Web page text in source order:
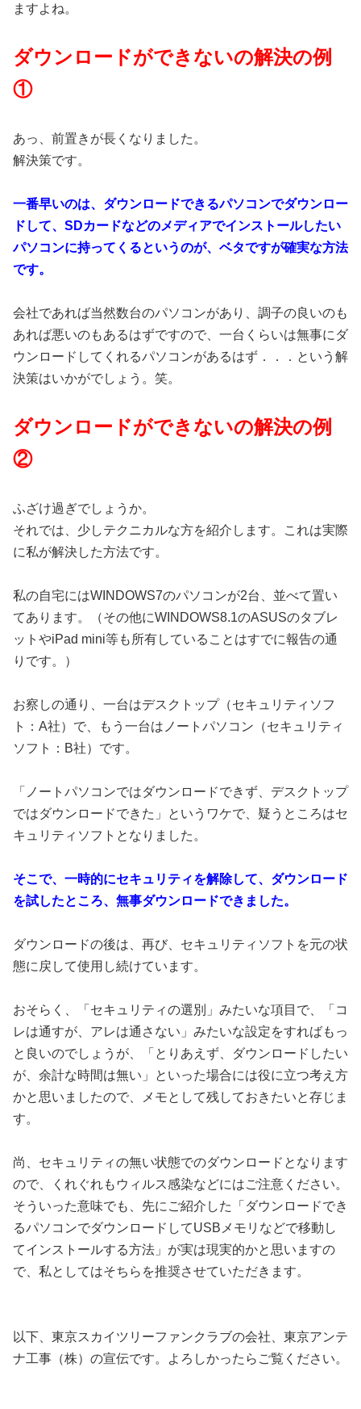
ますよね。
ダウンロードができないの解決の例
①
あっ、前置きが長くなりました。
解決策です。
一番早いのは、ダウンロードできるパソコンでダウンロー
ドして、SDカードなどのメディアでインストールしたい
パソコンに持ってくるというのが、ベタですが確実な方法
です。
会社であれば当然数台のパソコンがあり、調子の良いのも
あれば悪いのもあるはずですので、一台くらいは無事にダ
ウンロードしてくれるパソコンがあるはず．．．という解
決策はいかがでしょう。笑。
ダウンロードができないの解決の例
②
ふざけ過ぎでしょうか。
それでは、少しテクニカルな方を紹介します。これは実際
に私が解決した方法です。
私の自宅にはWINDOWS7のパソコンが2台、並べて置い
てあります。（その他にWINDOWS8.1のASUSのタブレ
ットやiPad mini等も所有していることはすでに報告の通
りです。）
お察しの通り、一台はデスクトップ（セキュリティソフ
ト：A社）で、もう一台はノートパソコン（セキュリティ
ソフト：B社）です。
「ノートパソコンではダウンロードできず、デスクトップ
ではダウンロードできた」というワケで、疑うところはセ
キュリティソフトとなりました。
そこで、一時的にセキュリティを解除して、ダウンロード
を試したところ、無事ダウンロードできました。
ダウンロードの後は、再び、セキュリティソフトを元の状
態に戻して使用し続けています。
おそらく、「セキュリティの選別」みたいな項目で、「コ
レは通すが、アレは通さない」みたいな設定をすればもっ
と良いのでしょうが、「とりあえず、ダウンロードしたい
が、余計な時間は無い」といった場合には役に立つ考え方
かと思いましたので、メモとして残しておきたいと存じま
す。
尚、セキュリティの無い状態でのダウンロードとなります
ので、くれぐれもウィルス感染などにはご注意ください。
そういった意味でも、先にご紹介した「ダウンロードでき
るパソコンでダウンロードしてUSBメモリなどで移動し
てインストールする方法」が実は現実的かと思いますの
で、私としてはそちらを推奨させていただきます。
以下、東京スカイツリーファンクラブの会社、東京アンテ
ナ工事（株）の宣伝です。よろしかったらご覧ください。